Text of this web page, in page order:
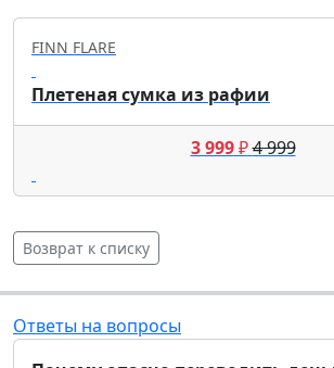
FINN FLARE
Плетеная сумка из рафии
3 999₽4 999
Возврат к списку
Ответы на вопросы